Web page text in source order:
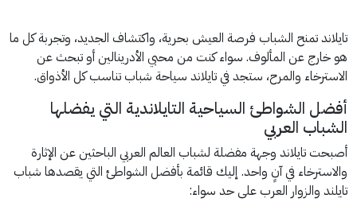
تايلاند تمنح الشباب فرصة العيش بحرية، واكتشاف الجديد، وتجربة كل ما
هو خارج عن المألوف. سواء كنت من محبي الأدرينالين أو تبحث عن
الاسترخاء والمرح، ستجد في تايلاند سياحة شباب تناسب كل الأذواق.
أفضل الشواطئ السياحية التايلاندية التي يفضلها
الشباب العربي
أصبحت تايلاند وجهة مفضلة لشباب العالم العربي الباحثين عن الإثارة
والاسترخاء في آنٍ واحد. إليك قائمة بأفضل الشواطئ التي يقصدها شباب
تايلند والزوار العرب على حد سواء: